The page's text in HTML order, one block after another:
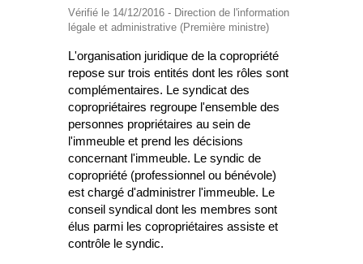
Vérifié le 14/12/2016 - Direction de l'information
légale et administrative (Première ministre)
L'organisation juridique de la copropriété
repose sur trois entités dont les rôles sont
complémentaires. Le syndicat des
copropriétaires regroupe l'ensemble des
personnes propriétaires au sein de
l'immeuble et prend les décisions
concernant l'immeuble. Le syndic de
copropriété (professionnel ou bénévole)
est chargé d'administrer l'immeuble. Le
conseil syndical dont les membres sont
élus parmi les copropriétaires assiste et
contrôle le syndic.